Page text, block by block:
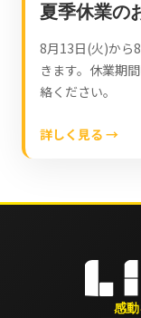
夏季休業の
8月13日(火)から
きます。休業期
絡ください。
詳しく見る →
感